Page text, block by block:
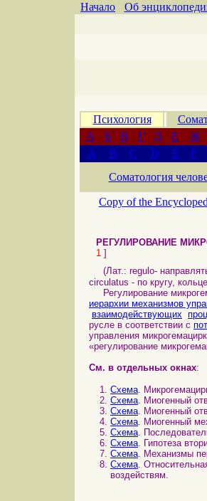
Начало Об
Психология
А
Б В Г Д Е Ж
A
B C D E F
Соматология
Copy of the
РЕГУЛИРОВАНИЕ
1 ]
(Лат.: regulo-
circulatus - по кругу,
Регулирование
иерархии механизмов
взаимодействующих
русле в соответствии с
управления
«регулирование
См. в отдельных окнах:
Схема.
Схема. Миогенный
Схема. Миогенный
Схема. Миогенный
Схема.
Схема. Гипотеза
Схема. Механизмы
Схема.
воздействям.